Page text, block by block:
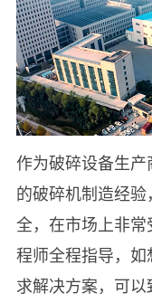
作为破碎设备生
的破碎机制造经
全，在市场上非
程师全程指导，
求解决方案，可